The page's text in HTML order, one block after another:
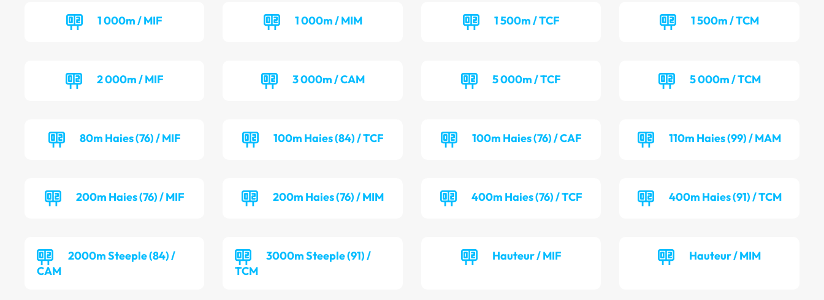
1 000m / MIF 1 000m / MIM 1 500m / TCF 1 500m / TCM
2 000m / MIF 3 000m / CAM 5 000m / TCF 5 000m / TCM
80m Haies (76) / MIF 100m Haies (84) / TCF 100m Haies (76) / CAF 110m Haies (99) / MAM
200m Haies (76) / MIF 200m Haies (76) / MIM 400m Haies (76) / TCF 400m Haies (91) / TCM
2000m Steeple (84) /
CAM
3000m Steeple (91) /
TCM
Hauteur / MIF Hauteur / MIM